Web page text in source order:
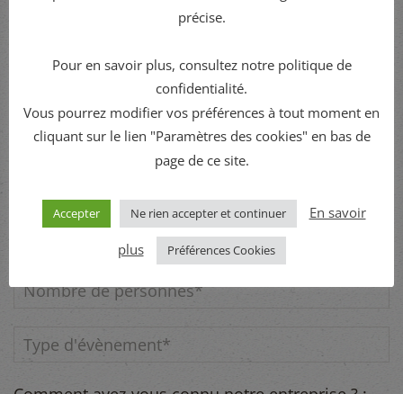
précise.
Pour en savoir plus, consultez notre politique de
confidentialité.
Vous pourrez modifier vos préférences à tout moment en
cliquant sur le lien "Paramètres des cookies" en bas de
page de ce site.
Accepter Ne rien accepter et continuer En savoir
plus Préférences Cookies